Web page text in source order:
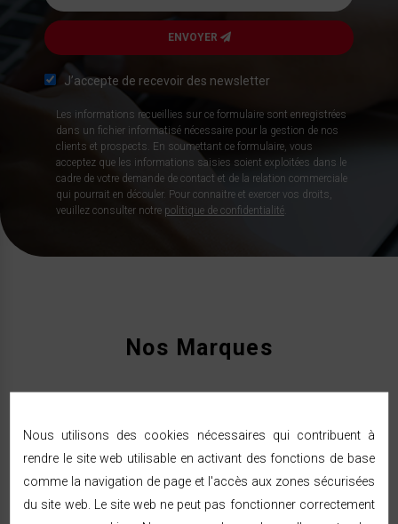
ENVOYER
J’accepte de recevoir des newsletter
Les informations recueillies sur ce formulaire sont enregistrées
dans un fichier informatisé nécessaire pour la gestion de nos
clients et prospects. En soumettant ce formulaire, vous
acceptez que les informations saisies soient exploitées dans le
cadre de votre demande de contact et de la relation commerciale
qui pourrait en découler. Pour connaitre et exercer vos droits,
veuillez consulter notre politique de confidentialité
Nos Marques
Nous utilisons des cookies nécessaires qui contribuent à
rendre le site web utilisable en activant des fonctions de base
comme la navigation de page et l'accès aux zones sécurisées
du site web. Le site web ne peut pas fonctionner correctement